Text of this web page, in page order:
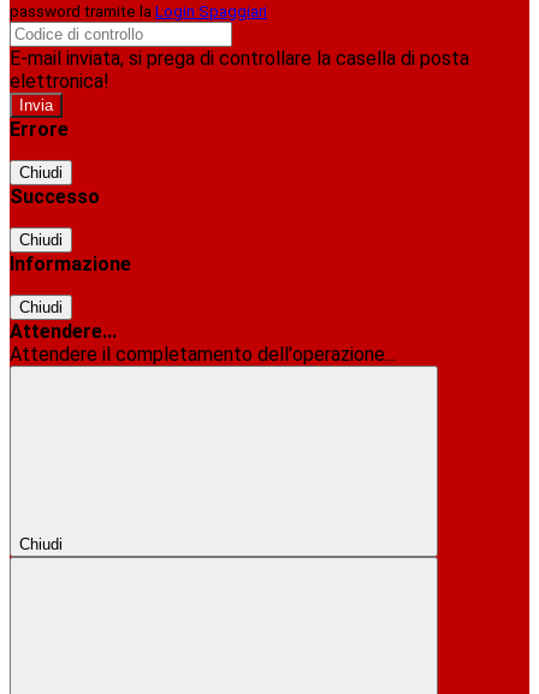
password tramite la Login Spaggiari
E-mail inviata, si prega di controllare la casella di posta
elettronica!
Errore
Chiudi
Successo
Chiudi
Informazione
Chiudi
Attendere...
Attendere il completamento dell'operazione...
Chiudi